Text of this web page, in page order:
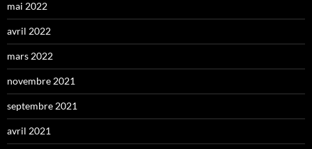
mai 2022
avril 2022
mars 2022
novembre 2021
septembre 2021
avril 2021